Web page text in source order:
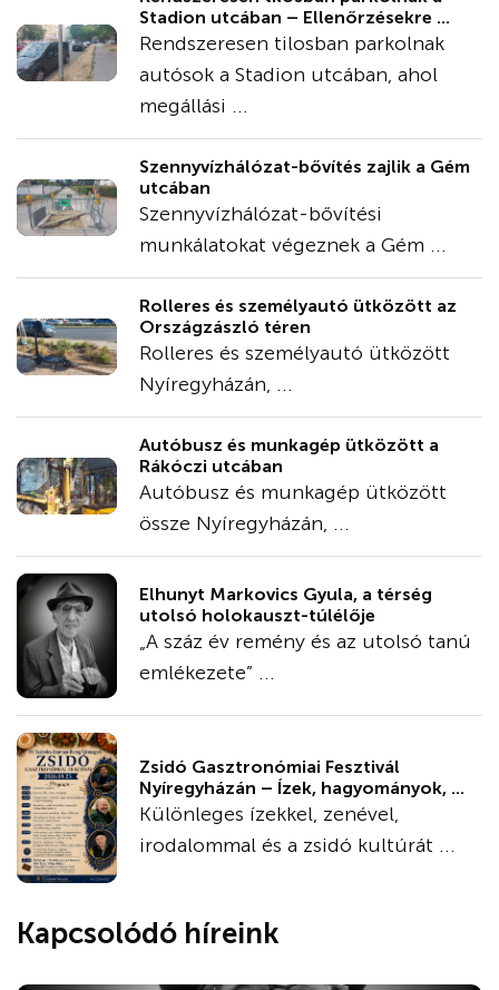
Stadion utcában – Ellenőrzésekre ...
Rendszeresen tilosban parkolnak
autósok a Stadion utcában, ahol
megállási ...
Szennyvízhálózat-bővítés zajlik a Gém
utcában
Szennyvízhálózat-bővítési
munkálatokat végeznek a Gém ...
Rolleres és személyautó ütközött az
Országzászló téren
Rolleres és személyautó ütközött
Nyíregyházán, ...
Autóbusz és munkagép ütközött a
Rákóczi utcában
Autóbusz és munkagép ütközött
össze Nyíregyházán, ...
Elhunyt Markovics Gyula, a térség
utolsó holokauszt-túlélője
„A száz év remény és az utolsó tanú
emlékezete” ...
Zsidó Gasztronómiai Fesztivál
Nyíregyházán – Ízek, hagyományok, ...
Különleges ízekkel, zenével,
irodalommal és a zsidó kultúrát ...
Kapcsolódó híreink